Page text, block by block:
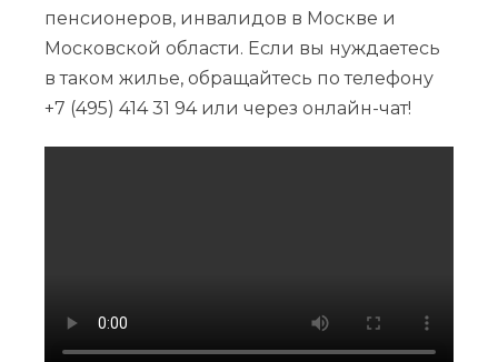
пенсионеров, инвалидов в Москве и
Московской области. Если вы нуждаетесь
в таком жилье, обращайтесь по телефону
+7 (495) 414 31 94 или через онлайн-чат!